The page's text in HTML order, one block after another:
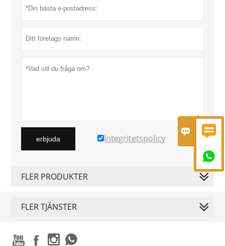
 

erbjuda Integritetspolicy
FLER PRODUKTER
FLER TJÄNSTER
   